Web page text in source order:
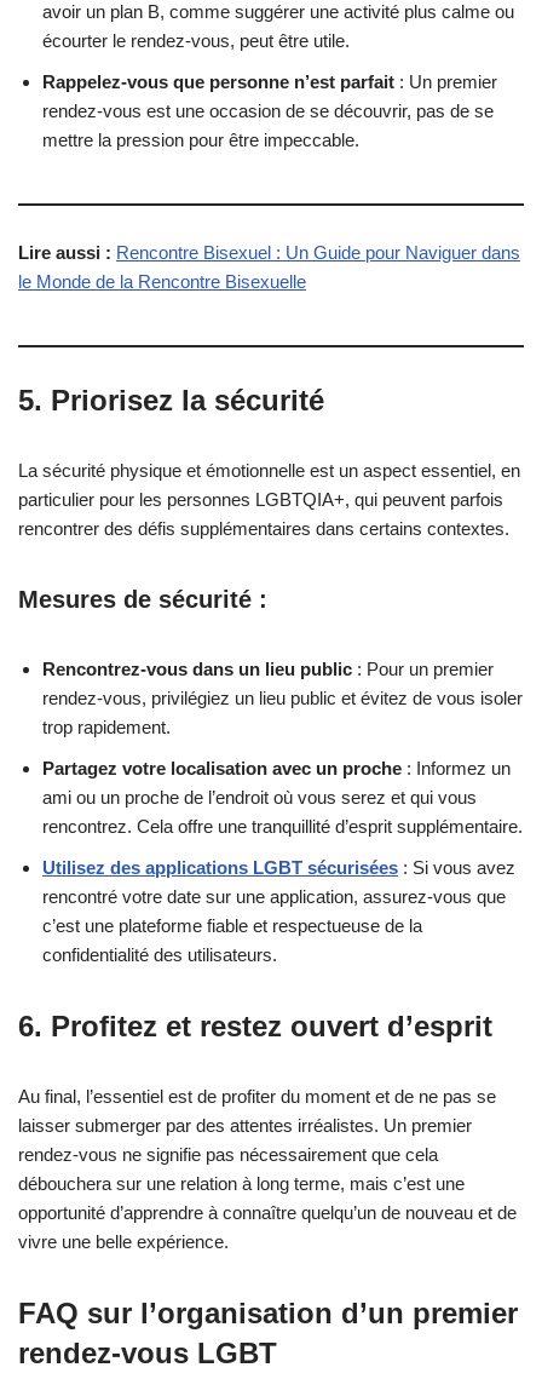
avoir un plan B, comme suggérer une activité plus calme ou
écourter le rendez-vous, peut être utile.
Rappelez-vous que personne n’est parfait : Un premier
rendez-vous est une occasion de se découvrir, pas de se
mettre la pression pour être impeccable.
Lire aussi : Rencontre Bisexuel : Un Guide pour Naviguer dans
le Monde de la Rencontre Bisexuelle
5. Priorisez la sécurité
La sécurité physique et émotionnelle est un aspect essentiel, en
particulier pour les personnes LGBTQIA+, qui peuvent parfois
rencontrer des défis supplémentaires dans certains contextes.
Mesures de sécurité :
Rencontrez-vous dans un lieu public : Pour un premier
rendez-vous, privilégiez un lieu public et évitez de vous isoler
trop rapidement.
Partagez votre localisation avec un proche : Informez un
ami ou un proche de l’endroit où vous serez et qui vous
rencontrez. Cela offre une tranquillité d’esprit supplémentaire.
Utilisez des applications LGBT sécurisées : Si vous avez
rencontré votre date sur une application, assurez-vous que
c’est une plateforme fiable et respectueuse de la
confidentialité des utilisateurs.
6. Profitez et restez ouvert d’esprit
Au final, l’essentiel est de profiter du moment et de ne pas se
laisser submerger par des attentes irréalistes. Un premier
rendez-vous ne signifie pas nécessairement que cela
débouchera sur une relation à long terme, mais c’est une
opportunité d’apprendre à connaître quelqu’un de nouveau et de
vivre une belle expérience.
FAQ sur l’organisation d’un premier
rendez-vous LGBT